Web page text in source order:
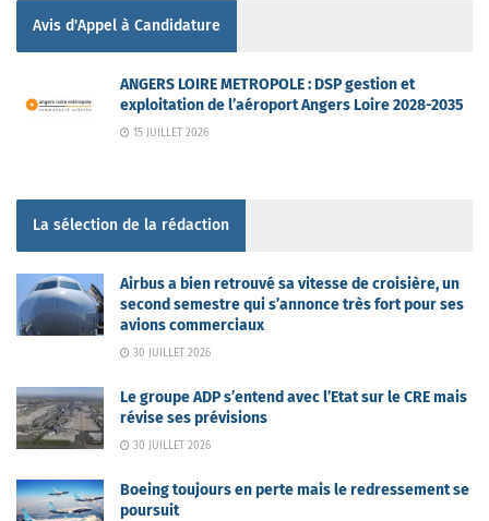
Avis d'Appel à Candidature
ANGERS LOIRE METROPOLE : DSP gestion et
exploitation de l’aéroport Angers Loire 2028-2035
15 JUILLET 2026
La sélection de la rédaction
Airbus a bien retrouvé sa vitesse de croisière, un
second semestre qui s’annonce très fort pour ses
avions commerciaux
30 JUILLET 2026
Le groupe ADP s’entend avec l’Etat sur le CRE mais
révise ses prévisions
30 JUILLET 2026
Boeing toujours en perte mais le redressement se
poursuit